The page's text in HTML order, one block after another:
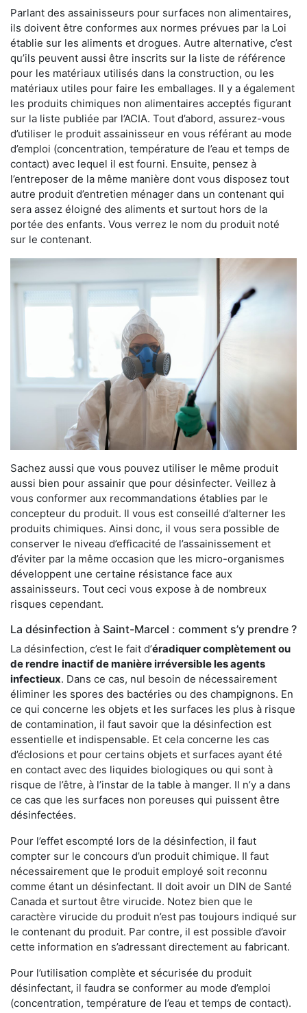
Parlant des assainisseurs pour surfaces non alimentaires,
ils doivent être conformes aux normes prévues par la Loi
établie sur les aliments et drogues. Autre alternative, c’est
qu’ils peuvent aussi être inscrits sur la liste de référence
pour les matériaux utilisés dans la construction, ou les
matériaux utiles pour faire les emballages. Il y a également
les produits chimiques non alimentaires acceptés figurant
sur la liste publiée par l’ACIA. Tout d’abord, assurez-vous
d’utiliser le produit assainisseur en vous référant au mode
d’emploi (concentration, température de l’eau et temps de
contact) avec lequel il est fourni. Ensuite, pensez à
l’entreposer de la même manière dont vous disposez tout
autre produit d’entretien ménager dans un contenant qui
sera assez éloigné des aliments et surtout hors de la
portée des enfants. Vous verrez le nom du produit noté
sur le contenant.
Sachez aussi que vous pouvez utiliser le même produit
aussi bien pour assainir que pour désinfecter. Veillez à
vous conformer aux recommandations établies par le
concepteur du produit. Il vous est conseillé d’alterner les
produits chimiques. Ainsi donc, il vous sera possible de
conserver le niveau d’efficacité de l’assainissement et
d’éviter par la même occasion que les micro-organismes
développent une certaine résistance face aux
assainisseurs. Tout ceci vous expose à de nombreux
risques cependant.
La désinfection à Saint-Marcel : comment s’y prendre ?
La désinfection, c’est le fait d’éradiquer complètement ou
de rendre inactif de manière irréversible les agents
infectieux. Dans ce cas, nul besoin de nécessairement
éliminer les spores des bactéries ou des champignons. En
ce qui concerne les objets et les surfaces les plus à risque
de contamination, il faut savoir que la désinfection est
essentielle et indispensable. Et cela concerne les cas
d’éclosions et pour certains objets et surfaces ayant été
en contact avec des liquides biologiques ou qui sont à
risque de l’être, à l’instar de la table à manger. II n’y a dans
ce cas que les surfaces non poreuses qui puissent être
désinfectées.
Pour l’effet escompté lors de la désinfection, il faut
compter sur le concours d’un produit chimique. Il faut
nécessairement que le produit employé soit reconnu
comme étant un désinfectant. Il doit avoir un DIN de Santé
Canada et surtout être virucide. Notez bien que le
caractère virucide du produit n’est pas toujours indiqué sur
le contenant du produit. Par contre, il est possible d’avoir
cette information en s’adressant directement au fabricant.
Pour l’utilisation complète et sécurisée du produit
désinfectant, il faudra se conformer au mode d’emploi
(concentration, température de l’eau et temps de contact).